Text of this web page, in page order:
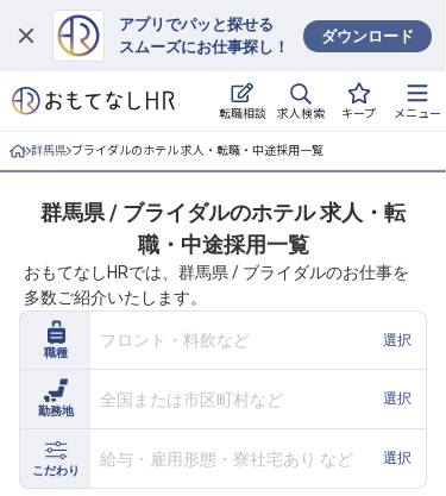
アプリでパッと探せる
スムーズにお仕事探し！
ダウンロード
転職相談 求人検索 キープ メニュー
ログイン
求人・施設を探す
就職・転職 合同説明会
おもてなしHRについて
ご利用の流れ
よくある質問
ホテル・宿泊業界情報コラム
群馬県 ブライダルのホテル 求人・転職・中途採用一覧
群馬県 / ブライダルのホテル 求人・転
職・中途採用一覧
おもてなしHRでは、群馬県 / ブライダルのお仕事を
多数ご紹介いたします。
職種
フロント・料飲など 選択
勤務地
全国または市区町村など 選択
こだわり
給与・雇用形態・寮社宅あり など 選択